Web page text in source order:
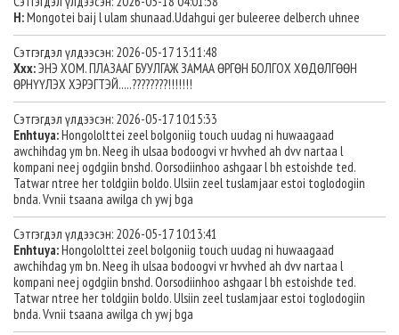
H:Mongotei baij l ulam shunaad.Udahgui ger buleeree delberch uhnee
Сэтгэгдэл үлдээсэн: 2026-05-17 13:11:48
Ххх:ЭНЭ ХОМ. ПЛАЗААГ БУУЛГАЖ ЗАМАА ӨРГӨН БОЛГОХ ХӨДӨЛГӨӨН
ӨРНҮҮЛЭХ ХЭРЭГТЭЙ.....????????!!!!!!!
Сэтгэгдэл үлдээсэн: 2026-05-17 10:15:33
Enhtuya:Hongololttei zeel bolgoniig touch uudag ni huwaagaad
awchihdag ym bn. Neeg ih ulsaa bodoogvi vr hvvhed ah dvv nartaa l
kompani neej ogdgiin bnshd. Oorsodiinhoo ashgaar l bh estoishde ted.
Tatwar ntree her toldgiin boldo. Ulsiin zeel tuslamjaar estoi toglodogiin
bnda. Vvnii tsaana awilga ch ywj bga
Сэтгэгдэл үлдээсэн: 2026-05-17 10:13:41
Enhtuya:Hongololttei zeel bolgoniig touch uudag ni huwaagaad
awchihdag ym bn. Neeg ih ulsaa bodoogvi vr hvvhed ah dvv nartaa l
kompani neej ogdgiin bnshd. Oorsodiinhoo ashgaar l bh estoishde ted.
Tatwar ntree her toldgiin boldo. Ulsiin zeel tuslamjaar estoi toglodogiin
bnda. Vvnii tsaana awilga ch ywj bga